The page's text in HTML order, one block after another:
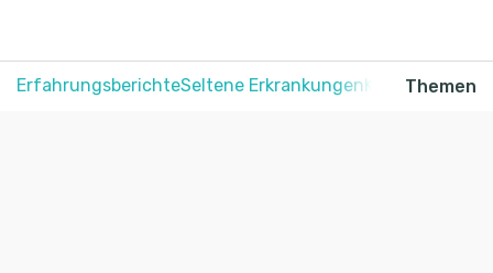
ErfahrungsberichteSeltene ErkrankungenKrebsThemen